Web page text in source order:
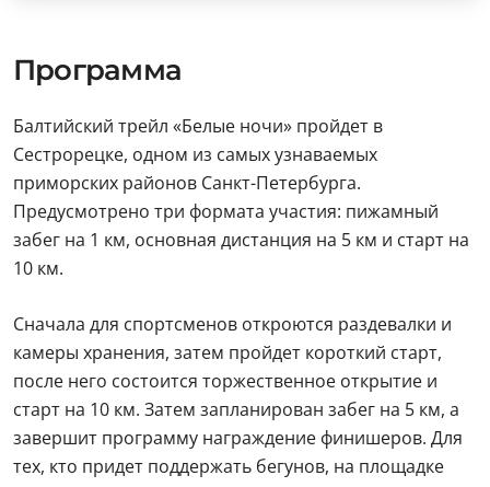
Программа
Балтийский трейл «Белые ночи» пройдет в
Сестрорецке, одном из самых узнаваемых
приморских районов Санкт-Петербурга.
Предусмотрено три формата участия: пижамный
забег на 1 км, основная дистанция на 5 км и старт на
10 км.
Сначала для спортсменов откроются раздевалки и
камеры хранения, затем пройдет короткий старт,
после него состоится торжественное открытие и
старт на 10 км. Затем запланирован забег на 5 км, а
завершит программу награждение финишеров. Для
тех, кто придет поддержать бегунов, на площадке